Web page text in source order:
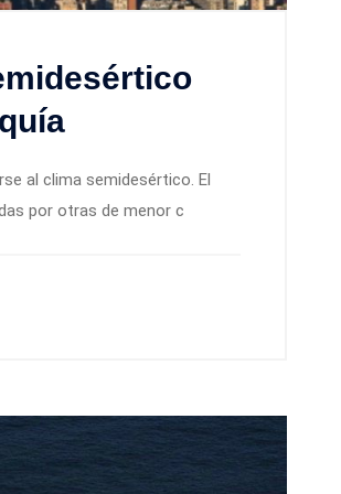
al clima semidesértico. El
por otras de menor c